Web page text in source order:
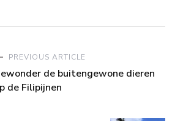
PREVIOUS ARTICLE
de buitengewone dieren
de Filipijnen